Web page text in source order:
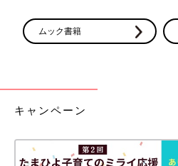
ムック書籍
キャンペーン